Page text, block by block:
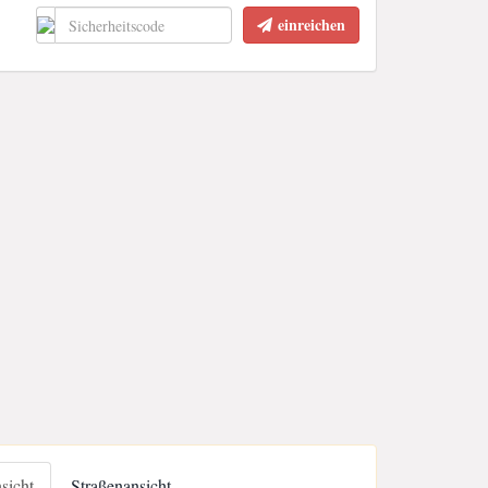
einreichen